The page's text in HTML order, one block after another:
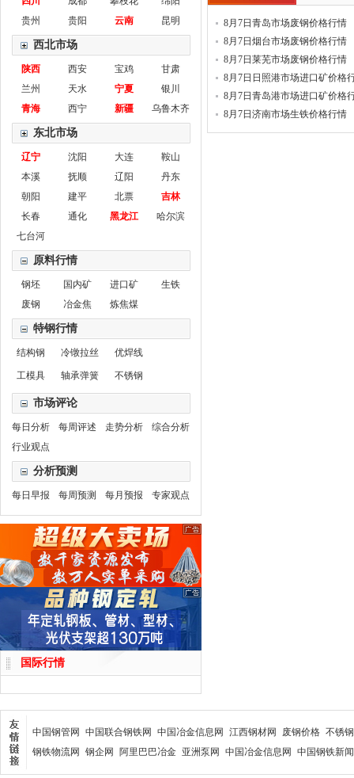
贵州
贵阳 云南 昆明
西北市场
陕西 西安 宝鸡
甘肃
兰州
天水 宁夏
银川
青海
西宁 新疆 乌鲁木齐
东北市场
辽宁 沈阳 大连
鞍山
本溪
抚顺 辽阳
丹东
朝阳
建平 北票
吉林
长春
通化 黑龙江
哈尔滨
七台河
原料行情
钢坯 国内矿 进口矿
生铁
废钢
冶金焦 炼焦煤
特钢行情
结构钢 冷镦拉丝 优焊线
工模具 轴承弹簧 不锈钢
市场评论
每日分析 每周评述 走势分析
综合分析
行业观点
分析预测
每日早报 每周预测 每月预报 专家观点
国际行情
8月7日青岛市场废钢价格行情
8月7日烟台市场废钢价格行情
8月7日莱芜市场废钢价格行情
8月7日日照港市场进口矿价格
8月7日青岛港市场进口矿价格
8月7日济南市场生铁价格行情
中国钢管网 中国联合钢铁网 中国冶金信息网 江西钢材网 废钢价格 不锈钢
钢铁物流网
钢企网 阿里巴巴冶金 亚洲泵网 中国冶金信息网 中国钢铁新